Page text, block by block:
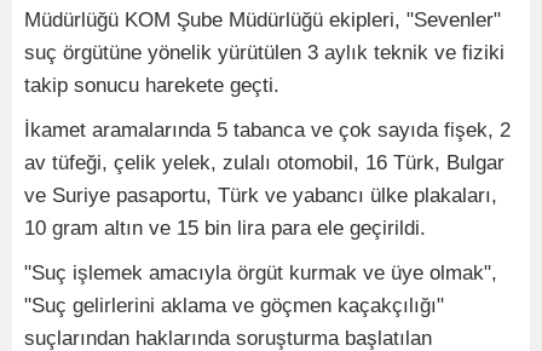
Müdürlüğü KOM Şube Müdürlüğü ekipleri, "Sevenler"
suç örgütüne yönelik yürütülen 3 aylık teknik ve fiziki
takip sonucu harekete geçti.
İkamet aramalarında 5 tabanca ve çok sayıda fişek, 2
av tüfeği, çelik yelek, zulalı otomobil, 16 Türk, Bulgar
ve Suriye pasaportu, Türk ve yabancı ülke plakaları,
10 gram altın ve 15 bin lira para ele geçirildi.
"Suç işlemek amacıyla örgüt kurmak ve üye olmak",
"Suç gelirlerini aklama ve göçmen kaçakçılığı"
suçlarından haklarında soruşturma başlatılan